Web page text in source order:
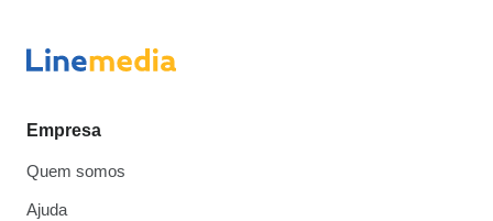
Empresa
Quem somos
Ajuda